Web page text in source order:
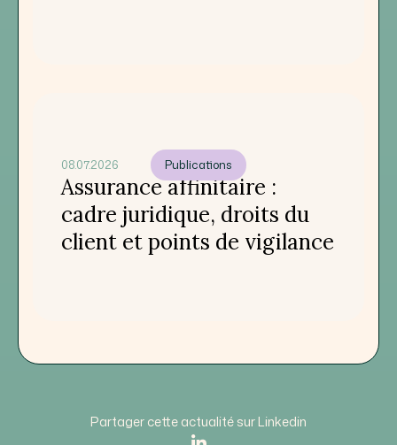
08.07.2026
Assurance affinitaire :
cadre juridique, droits du
client et points de vigilance
Publications
Partager cette actualité sur Linkedin